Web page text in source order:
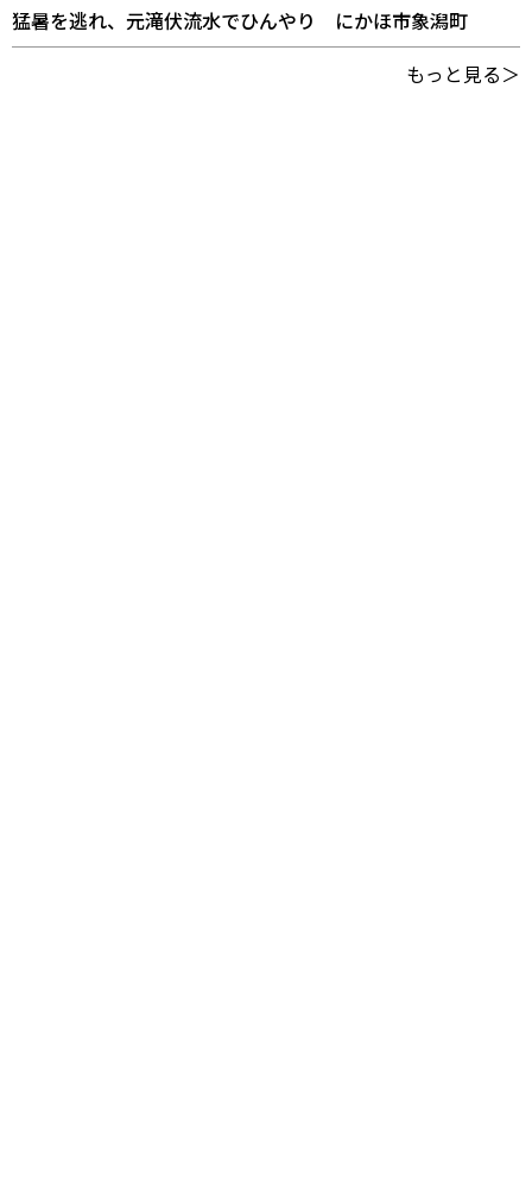
猛暑を逃れ、元滝伏流水でひんやり にかほ市象潟町
もっと見る＞